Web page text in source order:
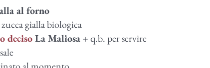
al forno
gialla biologica
decisoLa Maliosa+ q.b. per servire
sale